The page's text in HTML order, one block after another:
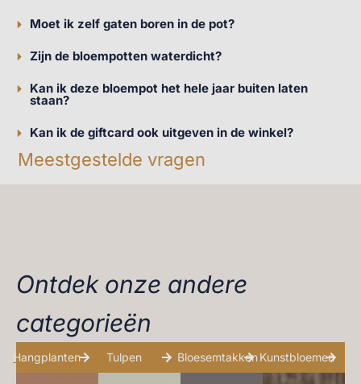
Meestgestelde vragen
Moet ik zelf gaten boren in de pot?
Zijn de bloempotten waterdicht?
Kan ik deze bloempot het hele jaar buiten laten
staan?
Kan ik de giftcard ook uitgeven in de winkel?
Ontdek onze andere
categorieën
Hangplanten Tulpen BloesemtakkenKunstbloemen